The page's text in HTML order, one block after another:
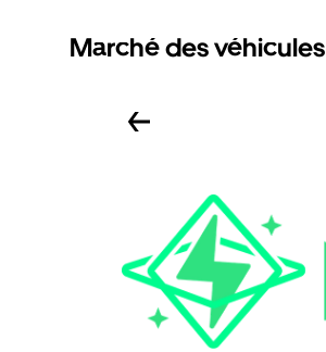
Marché des véhicules